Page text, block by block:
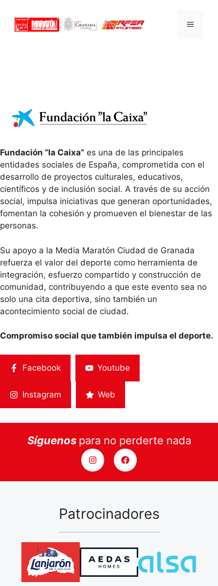
contenido
MENÚ
Fundación “la Caixa” es una de las principales
entidades sociales de España, comprometida con el
desarrollo de proyectos culturales, educativos,
científicos y de inclusión social. A través de su acción
social, impulsa iniciativas que generan oportunidades,
fomentan la cohesión y promueven el bienestar de las
personas.
Su apoyo a la Media Maratón Ciudad de Granada
refuerza el valor del deporte como herramienta de
integración, esfuerzo compartido y construcción de
comunidad, contribuyendo a que este evento sea no
solo una cita deportiva, sino también un
acontecimiento social de ciudad.
Compromiso social que también impulsa el deporte.
Facebook Youtube
Instagram Web
Síguenos para no perderte nada
Patrocinadores